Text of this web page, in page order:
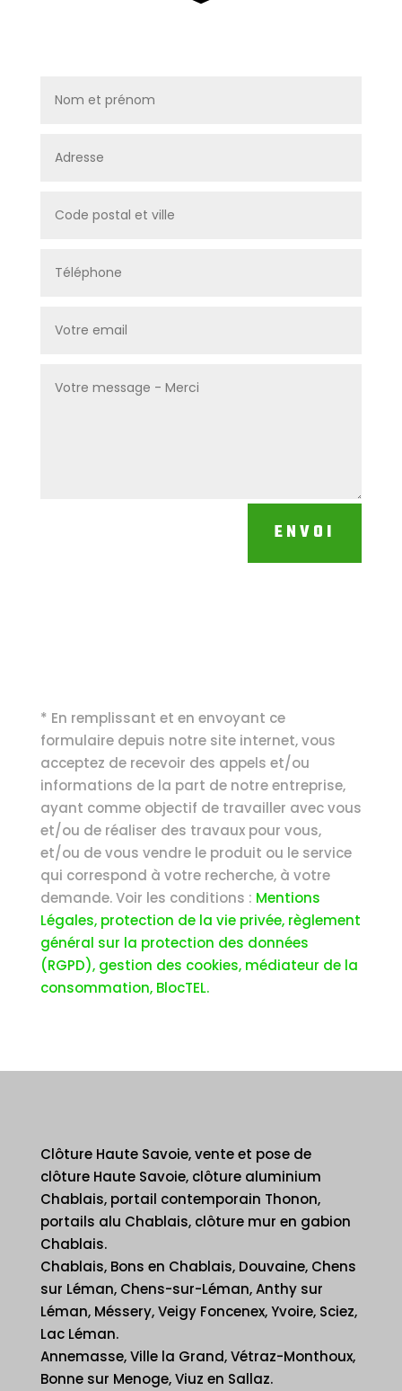
ENVOI
* En remplissant et en envoyant ce
formulaire depuis notre site internet, vous
acceptez de recevoir des appels et/ou
informations de la part de notre entreprise,
ayant comme objectif de travailler avec vous
et/ou de réaliser des travaux pour vous,
et/ou de vous vendre le produit ou le service
qui correspond à votre recherche, à votre
demande. Voir les conditions : Mentions
Légales, protection de la vie privée, règlement
général sur la protection des données
(RGPD), gestion des cookies, médiateur de la
consommation, BlocTEL.
Clôture Haute Savoie, vente et pose de
clôture Haute Savoie, clôture aluminium
Chablais, portail contemporain Thonon,
portails alu Chablais, clôture mur en gabion
Chablais.
Chablais, Bons en Chablais, Douvaine, Chens
sur Léman, Chens-sur-Léman, Anthy sur
Léman, Méssery, Veigy Foncenex, Yvoire, Sciez,
Lac Léman.
Annemasse, Ville la Grand, Vétraz-Monthoux,
Bonne sur Menoge, Viuz en Sallaz.